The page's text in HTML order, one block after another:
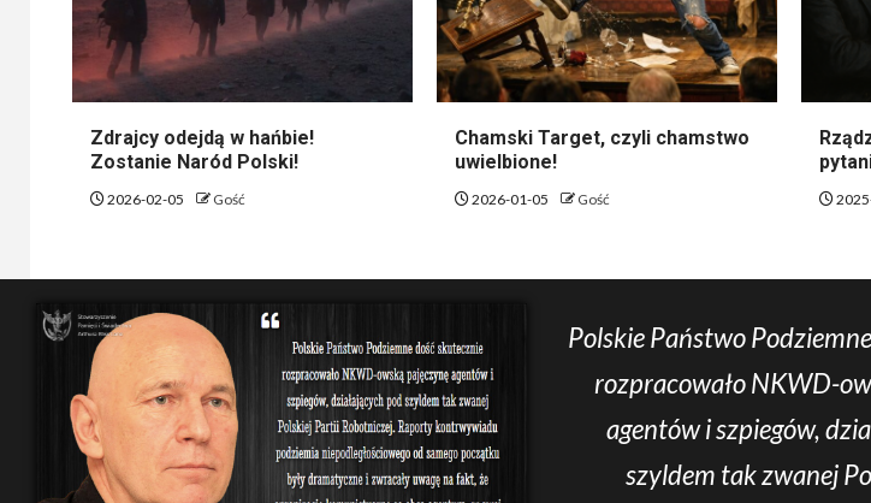
Zdrajcy odejdą w hańbie!
Zostanie Naród Polski!
2026-02-05 Gość
Chamski Target, czyli chamstwo
uwielbione!
2026-01-05 Gość
Polskie Państwo
rozpracowało NKWD-
agentów i szpiegów,
szyldem tak zwanej